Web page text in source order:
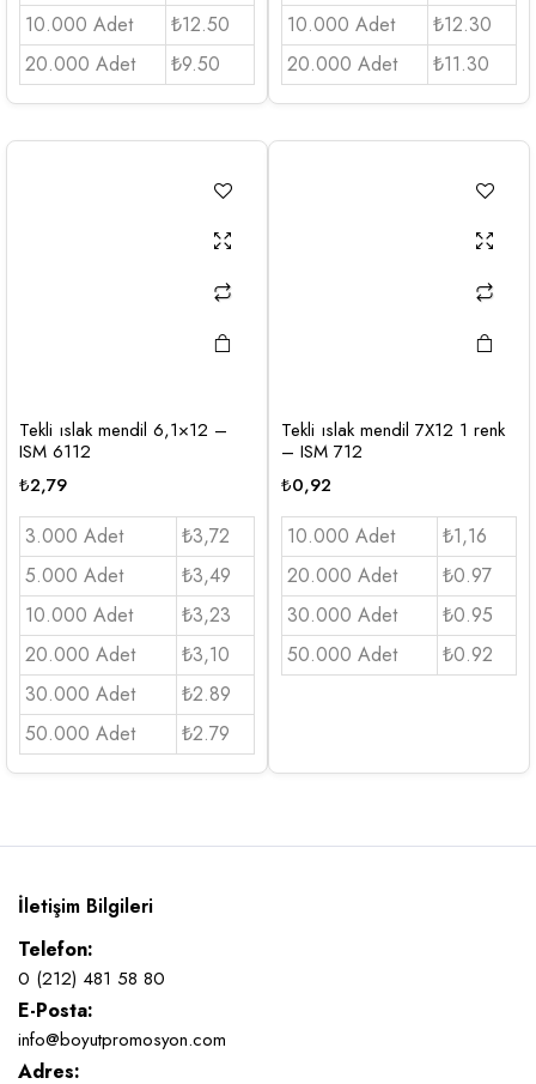
10.000 Adet
₺12.50
20.000 Adet
₺9.50
10.000 Adet
₺12.30
20.000 Adet
₺11.30
Tekli ıslak mendil 6,1×12 –
ISM 6112
₺2,79
3.000 Adet
₺3,72
5.000 Adet
₺3,49
10.000 Adet
₺3,23
20.000 Adet
₺3,10
30.000 Adet
₺2.89
50.000 Adet
₺2.79
Tekli ıslak mendil 7X12 1 renk
– ISM 712
₺0,92
10.000 Adet
₺1,16
20.000 Adet
₺0.97
30.000 Adet
₺0.95
50.000 Adet
₺0.92
İletişim Bilgileri
Telefon:
0 (212) 481 58 80
E-Posta:
info@boyutpromosyon.com
Adres: